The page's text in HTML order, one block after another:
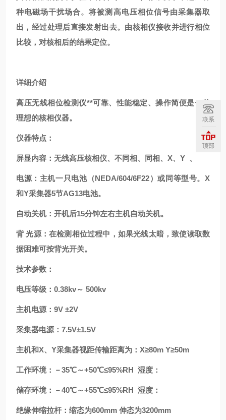
种电磁场干扰场合。将被测高电压相位信号由采集器取
出，经过处理后直接发射出去。由核相仪接收并进行相位
比较，对核相后的结果定位。
详细介绍
高压无线相位检测仪**可靠、性能稳定、操作简便是一种
理想的核相仪器。
仪器特点：
屏显内容：无线高压核相仪、不同相、同相、 X、Y 、
电源：主机一只电池（NEDA/604/6F22）或同等型号。X
和Y采集器5节AG13电池。
自动关机：开机后15分钟左右主机自动关机。
背 光源：在检测相位过程中，如果光线太暗，致使读取数
据困难可按背光开关。
技术参数：
电压等级： 0.38kv～ 500kv
主机电源： 9V ±2V
采集器电源： 7.5V±1.5V
主机和X、Y采集器视距传输距离为：X≥80m Y≥50m
工作环境：－35℃～+50℃≤95%RH 湿度：
储存环境：－40℃～+55℃≤95%RH 湿度：
绝缘伸缩拉杆：缩态为600mm 伸态为3200mm
联系
顶部